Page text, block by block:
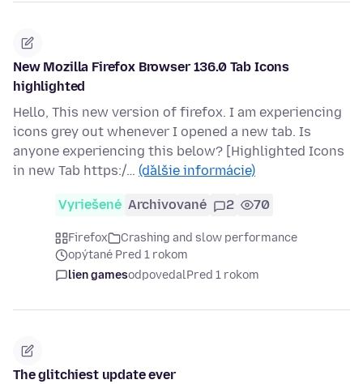
New Mozilla Firefox Browser 136.0 Tab Icons
highlighted
Hello, This new version of firefox. I am experiencing
icons grey out whenever I opened a new tab. Is
anyone experiencing this below? [Highlighted Icons
in new Tab https:/… (ďalšie informácie)
Vyriešené Archivované 2 70
Firefox
Crashing and slow performance
opýtané Pred 1 rokom
lien gamesodpovedalPred 1 rokom
The glitchiest update ever